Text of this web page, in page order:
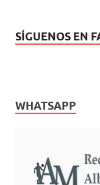
SÍGUENOS EN
WHATSAPP